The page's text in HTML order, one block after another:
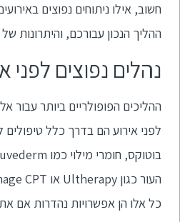
חשוב, אילו ניתוחים נפוצים
ההליך הנכון עבורכם, והיתרונות
נהלים נפוצים לפני
ההליכים הפופולריים ביותר עבור
לפני אירוע הם בדרך כלל טיפולים
כל אלו הן אפשרויות נהדרות אם